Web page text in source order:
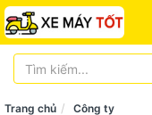
Trang chủ Công ty